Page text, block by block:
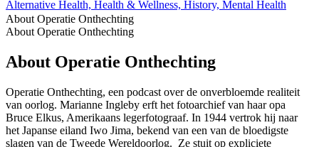
Alternative Health, Health & Wellness, History, Mental Health
About Operatie Onthechting
About Operatie Onthechting
About Operatie Onthechting
Operatie Onthechting, een podcast over de onverbloemde realiteit
van oorlog. Marianne Ingleby erft het fotoarchief van haar opa
Bruce Elkus, Amerikaans legerfotograaf. In 1944 vertrok hij naar
het Japanse eiland Iwo Jima, bekend van een van de bloedigste
slagen van de Tweede Wereldoorlog. Ze stuit op expliciete